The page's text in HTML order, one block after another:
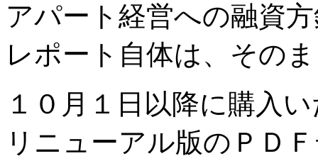
アパート経営への融資
レポート自体は、その
１０月１日以降に購入
リニューアル版のＰＤ